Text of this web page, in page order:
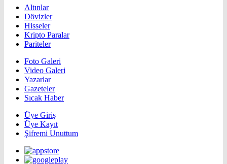
Altınlar
Dövizler
Hisseler
Kripto Paralar
Pariteler
Foto Galeri
Video Galeri
Yazarlar
Gazeteler
Sıcak Haber
Üye Giriş
Üye Kayıt
Şifremi Unuttum